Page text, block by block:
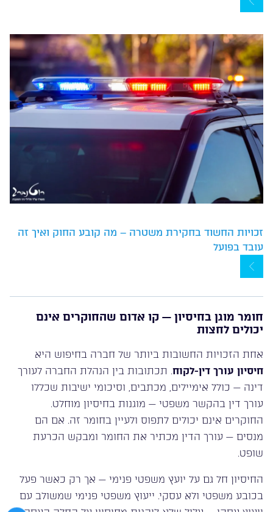
זכויות החשוד בחקירת משטרה – מה קובע החוק ואיך זה
עובד בפועל
חומר מוגן בחיסיון — קו אדום שהחוקרים אינם
יכולים לחצות
אחת הזכויות החשובות ביותר של חברה בחיפוש היא
חיסיון עורך דין-לקוח. תכתובות בין הנהלת החברה לעורך
דינה — כולל אימיילים, מכתבים, וסיכומי ישיבות שכללו
עורך דין בהקשר משפטי — מוגנות בחיסיון מוחלט.
החוקרים אינם יכולים לתפוס ולעיין בחומר זה. אם הם
מנסים — עורך הדין מכתיר את החומר ומבקש הכרעת
שופט.
החיסיון חל גם על יועץ משפטי פנימי — אך רק כאשר פעל
בכובע משפטי ולא עסקי. ייעוץ משפטי פנימי שמשולב עם